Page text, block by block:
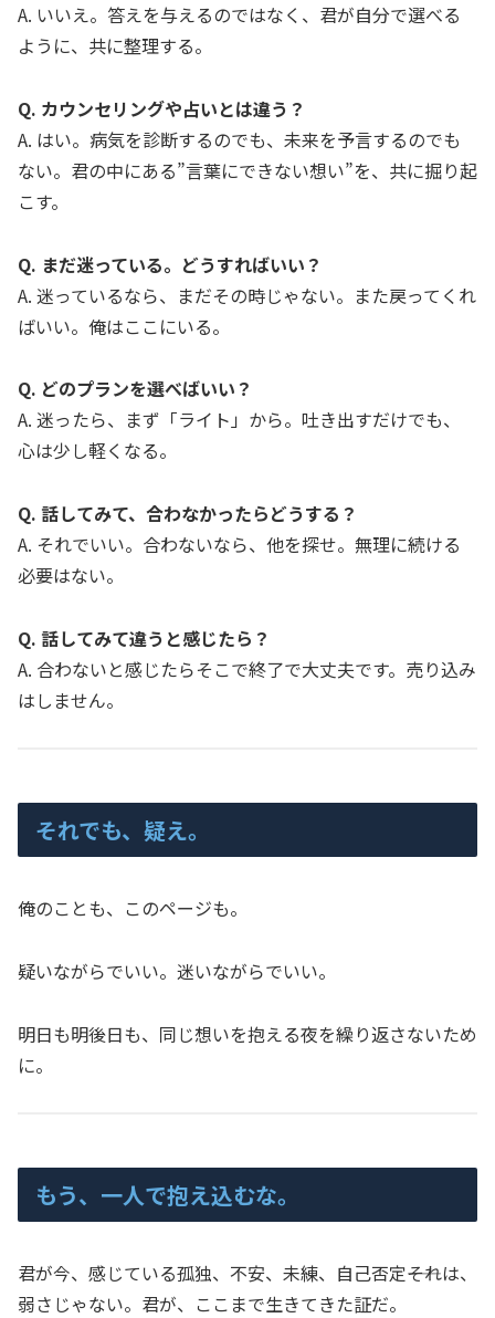
A. いいえ。答えを与えるのではなく、君が自分で選べる
ように、共に整理する。
Q. カウンセリングや占いとは違う？
A. はい。病気を診断するのでも、未来を予言するのでも
ない。君の中にある”言葉にできない想い”を、共に掘り起
こす。
Q. まだ迷っている。どうすればいい？
A. 迷っているなら、まだその時じゃない。また戻ってくれ
ばいい。俺はここにいる。
Q. どのプランを選べばいい？
A. 迷ったら、まず「ライト」から。吐き出すだけでも、
心は少し軽くなる。
Q. 話してみて、合わなかったらどうする？
A. それでいい。合わないなら、他を探せ。無理に続ける
必要はない。
Q. 話してみて違うと感じたら？
A. 合わないと感じたらそこで終了で大丈夫です。売り込み
はしません。
それでも、疑え。
俺のことも、このページも。
疑いながらでいい。迷いながらでいい。
明日も明後日も、同じ想いを抱える夜を繰り返さないため
に。
もう、一人で抱え込むな。
君が今、感じている孤独、不安、未練、自己否定――それは、
弱さじゃない。君が、ここまで生きてきた証だ。